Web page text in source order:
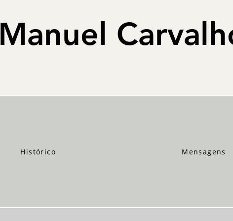
Manuel
Histórico Mensagens